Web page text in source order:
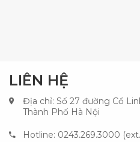
LIÊN HỆ
Địa chỉ: Số 27 đường Cổ
Thành Phố Hà Nội
Hotline: 0243.269.3000 (ext.